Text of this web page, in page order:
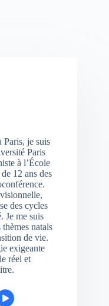
Paris, je suis
Paris
à l’École
12 ans des
des cycles
Je me suis
natals
de vie.
exigeante
réel et